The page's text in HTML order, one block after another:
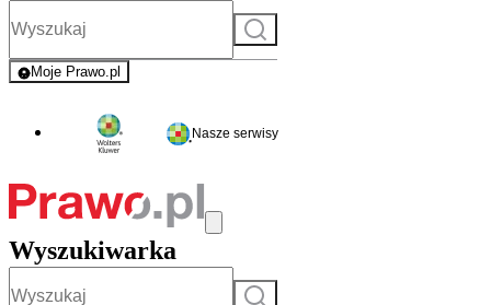
Szukaj
Moje Prawo.pl
- rejestracja i logowanie do serwisu
Nasze serwisy
Wyszukiwarka
Szukaj